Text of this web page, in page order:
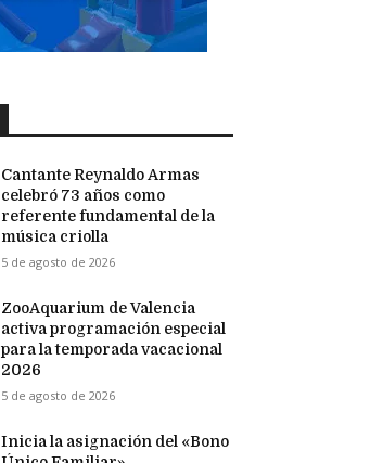
Cantante Reynaldo Armas
celebró 73 años como
referente fundamental de la
música criolla
5 de agosto de 2026
ZooAquarium de Valencia
activa programación especial
para la temporada vacacional
2026
5 de agosto de 2026
Inicia la asignación del «Bono